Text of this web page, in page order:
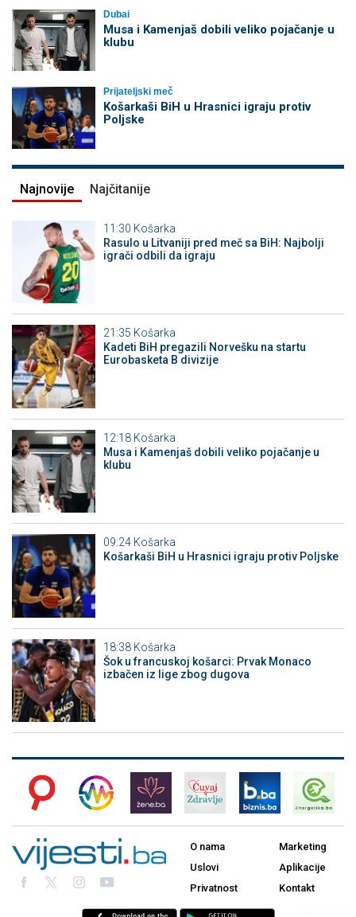
Dubai
Musa i Kamenjaš dobili veliko pojačanje u
klubu
Prijateljski meč
Košarkaši BiH u Hrasnici igraju protiv
Poljske
Najnovije Najčitanije
11:30 Košarka
Rasulo u Litvaniji pred meč sa BiH: Najbolji
igrači odbili da igraju
21:35 Košarka
Kadeti BiH pregazili Norvešku na startu
Eurobasketa B divizije
12:18 Košarka
Musa i Kamenjaš dobili veliko pojačanje u
klubu
09:24 Košarka
Košarkaši BiH u Hrasnici igraju protiv Poljske
18:38 Košarka
Šok u francuskoj košarci: Prvak Monaco
izbačen iz lige zbog dugova
O nama
Uslovi
Privatnost
Marketing
Aplikacije
Kontakt